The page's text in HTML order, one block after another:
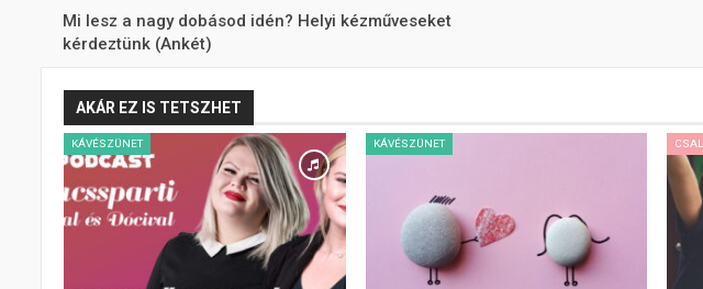
Mi lesz a nagy dobásod idén? Helyi kézműveseket
kérdeztünk (Ankét)
AKÁR EZ IS TETSZHET
KÁVÉSZÜNET KÁVÉSZÜNET